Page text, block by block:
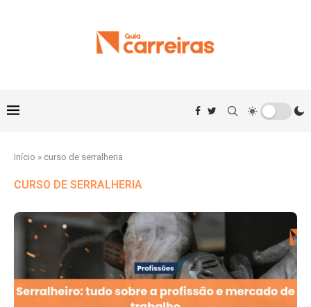
Início » curso de serralheria
CURSO DE SERRALHERIA